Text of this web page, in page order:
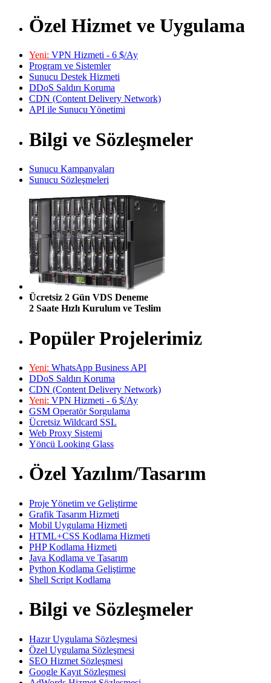
Özel Hizmet ve Uygulama
Yeni: VPN Hizmeti - 6 $/Ay
Program ve Sistemler
Sunucu Destek Hizmeti
DDoS Saldırı Koruma
CDN (Content Delivery Network)
API ile Sunucu Yönetimi
Bilgi ve Sözleşmeler
Sunucu Kampanyaları
Sunucu Sözleşmeleri
Ücretsiz 2 Gün VDS Deneme
2 Saate Hızlı Kurulum ve Teslim
Popüler Projelerimiz
Yeni: WhatsApp Business API
DDoS Saldırı Koruma
CDN (Content Delivery Network)
Yeni: VPN Hizmeti - 6 $/Ay
GSM Operatör Sorgulama
Ücretsiz Wildcard SSL
Web Proxy Sistemi
Yöncü Looking Glass
Özel Yazılım/Tasarım
Proje Yönetim ve Geliştirme
Grafik Tasarım Hizmeti
Mobil Uygulama Hizmeti
HTML+CSS Kodlama Hizmeti
PHP Kodlama Hizmeti
Java Kodlama ve Tasarım
Python Kodlama Geliştirme
Shell Script Kodlama
Bilgi ve Sözleşmeler
Hazır Uygulama Sözleşmesi
Özel Uygulama Sözleşmesi
SEO Hizmet Sözleşmesi
Google Kayıt Sözleşmesi